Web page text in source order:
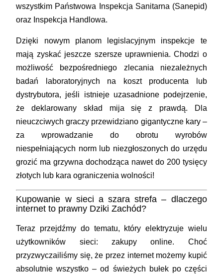
wszystkim Państwowa Inspekcja Sanitarna (Sanepid)
oraz Inspekcja Handlowa.
Dzięki nowym planom legislacyjnym inspekcje te
mają zyskać jeszcze szersze uprawnienia. Chodzi o
możliwość bezpośredniego zlecania niezależnych
badań laboratoryjnych na koszt producenta lub
dystrybutora, jeśli istnieje uzasadnione podejrzenie,
że deklarowany skład mija się z prawdą. Dla
nieuczciwych graczy przewidziano gigantyczne kary –
za wprowadzanie do obrotu wyrobów
niespełniających norm lub niezgłoszonych do urzędu
grozić ma grzywna dochodząca nawet do 200 tysięcy
złotych lub kara ograniczenia wolności!
Kupowanie w sieci a szara strefa – dlaczego
internet to prawny Dziki Zachód?
Teraz przejdźmy do tematu, który elektryzuje wielu
użytkowników sieci: zakupy online. Choć
przyzwyczailiśmy się, że przez internet możemy kupić
absolutnie wszystko – od świeżych bułek po części